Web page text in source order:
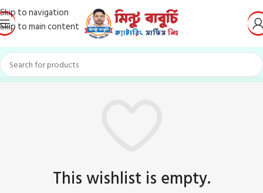
Skip to navigation
Skip to main content
This wishlist is empty.